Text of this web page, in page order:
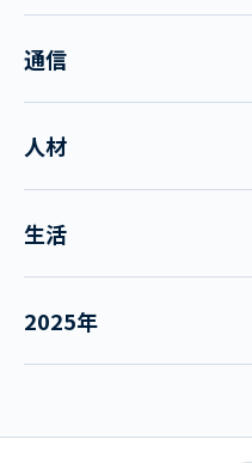
通信
人材
生活
2025年